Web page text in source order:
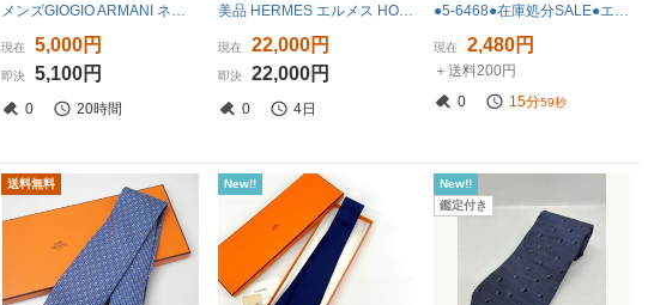
メンズGIOGIO ARMANI ネクタイ レッド系 総柄 シルク100% ビジネス フォーマル
現在 5,000円
即決 5,100円
0 20時間
美品 HERMES エルメス HORSE POWER VIOLE ネクタイ シルクツイル
現在 22,000円
即決 22,000円
0 4日
●5-6468●在庫処分SALE●エルメス「HERMES」【ボウタイ/蝶ネクタイ】ネクタイ
現在 2,480円
＋送料200円
0
15分58秒
送料無料 New!!
New!!
鑑定付き